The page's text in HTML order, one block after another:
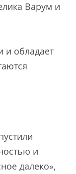
Варум и
и обладает
и
далеко»,